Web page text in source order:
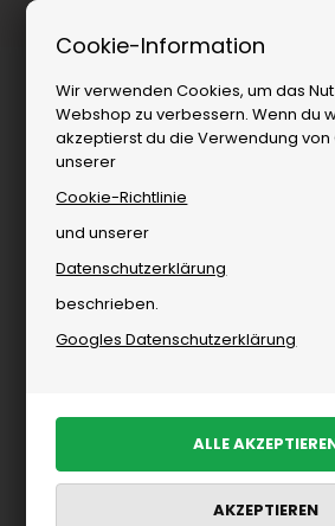
Cookie-Information
Wir verwenden Cookies, um das
Webshop zu verbessern. Wenn du
akzeptierst du die Verwendung von
unserer
Cookie-Richtlinie
und unserer
Datenschutzerklärung
beschrieben.
Googles Datenschutzerklärung
Marken»Damen»Glerups
Stiefel von Glerups
PRODUKTE